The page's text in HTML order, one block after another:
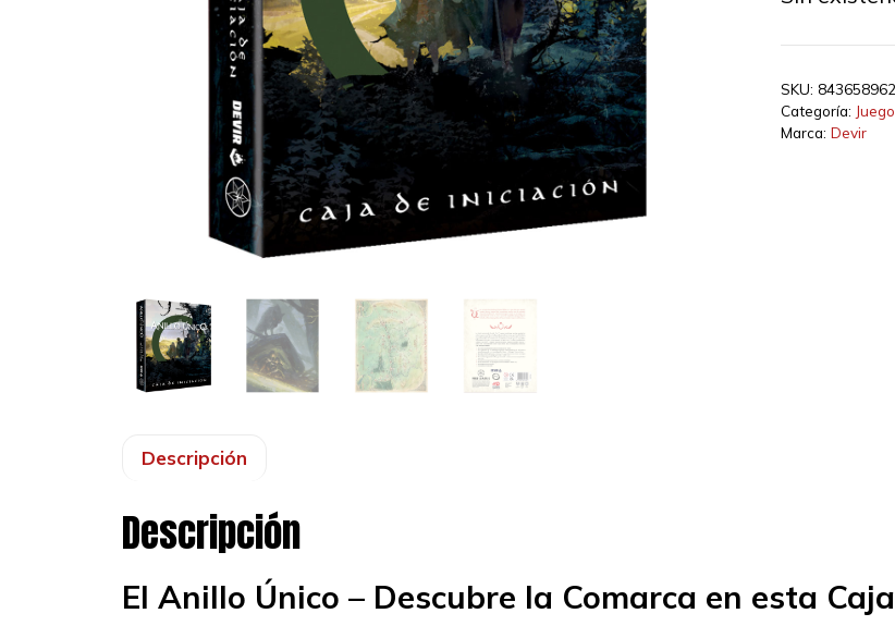
SKU:
Categoría:
Marca: Devir
Descripción
Descripción
El Anillo Único – Descubre la Comarca en esta